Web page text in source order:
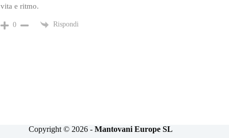
vita e ritmo.
0 Rispondi
Copyright © 2026 -Mantovani Europe SL